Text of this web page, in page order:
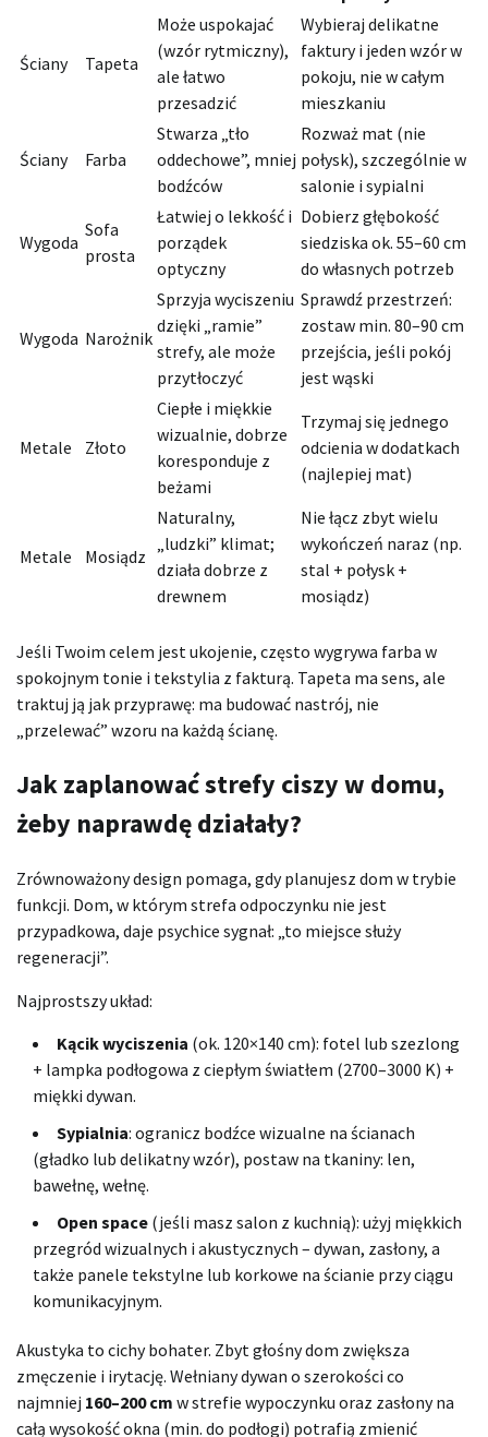
Ściany Tapeta
Może uspokajać
(wzór rytmiczny),
ale łatwo
przesadzić
Wybieraj delikatne
faktury i jeden wzór w
pokoju, nie w całym
mieszkaniu
Ściany Farba
Stwarza „tło
oddechowe”, mniej
bodźców
Rozważ mat (nie
połysk), szczególnie w
salonie i sypialni
Wygoda
Sofa
prosta
Łatwiej o lekkość i
porządek
optyczny
Dobierz głębokość
siedziska ok. 55–60 cm
do własnych potrzeb
Wygoda Narożnik
Sprzyja wyciszeniu
dzięki „ramie”
strefy, ale może
przytłoczyć
Sprawdź przestrzeń:
zostaw min. 80–90 cm
przejścia, jeśli pokój
jest wąski
Metale Złoto
Ciepłe i miękkie
wizualnie, dobrze
koresponduje z
beżami
Trzymaj się jednego
odcienia w dodatkach
(najlepiej mat)
Metale Mosiądz
Naturalny,
„ludzki” klimat;
działa dobrze z
drewnem
Nie łącz zbyt wielu
wykończeń naraz (np.
stal + połysk +
mosiądz)
Jeśli Twoim celem jest ukojenie, często wygrywa farba w
spokojnym tonie i tekstylia z fakturą. Tapeta ma sens, ale
traktuj ją jak przyprawę: ma budować nastrój, nie
„przelewać” wzoru na każdą ścianę.
Jak zaplanować strefy ciszy w domu,
żeby naprawdę działały?
Zrównoważony design pomaga, gdy planujesz dom w trybie
funkcji. Dom, w którym strefa odpoczynku nie jest
przypadkowa, daje psychice sygnał: „to miejsce służy
regeneracji”.
Najprostszy układ:
Kącik wyciszenia (ok. 120×140 cm): fotel lub szezlong
+ lampka podłogowa z ciepłym światłem (2700–3000 K) +
miękki dywan.
Sypialnia: ogranicz bodźce wizualne na ścianach
(gładko lub delikatny wzór), postaw na tkaniny: len,
bawełnę, wełnę.
Open space (jeśli masz salon z kuchnią): użyj miękkich
przegród wizualnych i akustycznych – dywan, zasłony, a
także panele tekstylne lub korkowe na ścianie przy ciągu
komunikacyjnym.
Akustyka to cichy bohater. Zbyt głośny dom zwiększa
zmęczenie i irytację. Wełniany dywan o szerokości co
najmniej 160–200 cm w strefie wypoczynku oraz zasłony na
całą wysokość okna (min. do podłogi) potrafią zmienić